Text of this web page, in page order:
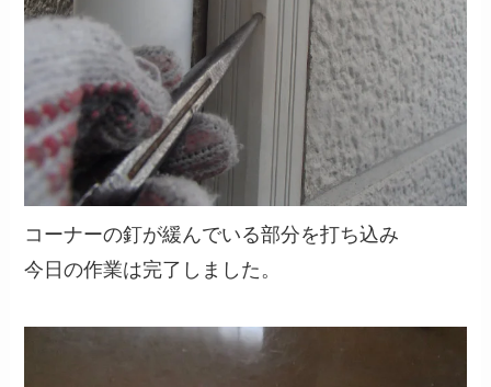
コーナーの釘が緩んでいる部分を打ち込み
今日の作業は完了しました。